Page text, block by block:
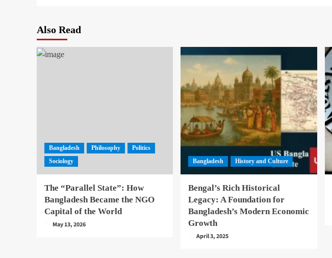
Also Read
Bangladesh Philosophy
Politics
Sociology
The “Parallel State”: How
Bangladesh Became the NGO
Capital of the World
May 13, 2026
Bangladesh History and Culture
Bengal’s Rich Historical
Legacy: A Foundation for
Bangladesh’s Modern Economic
Growth
April 3, 2025